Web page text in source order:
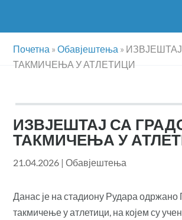
Почетна »Обавјештења »
ТАКМИЧЕЊА У АТЛЕТИЦИ
ИЗВЈЕШТАЈ СА
ТАКМИЧЕЊА У
21.04.2026 |Обавјештења
Данас је на стадиону Рудара одржано
такмичење у атлетици, на којем су